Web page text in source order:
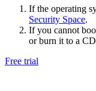
If the operating
Security Space.
If you cannot
or burn it to a
Free trial